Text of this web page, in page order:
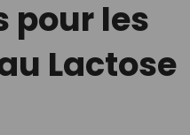
pour les
Lactose